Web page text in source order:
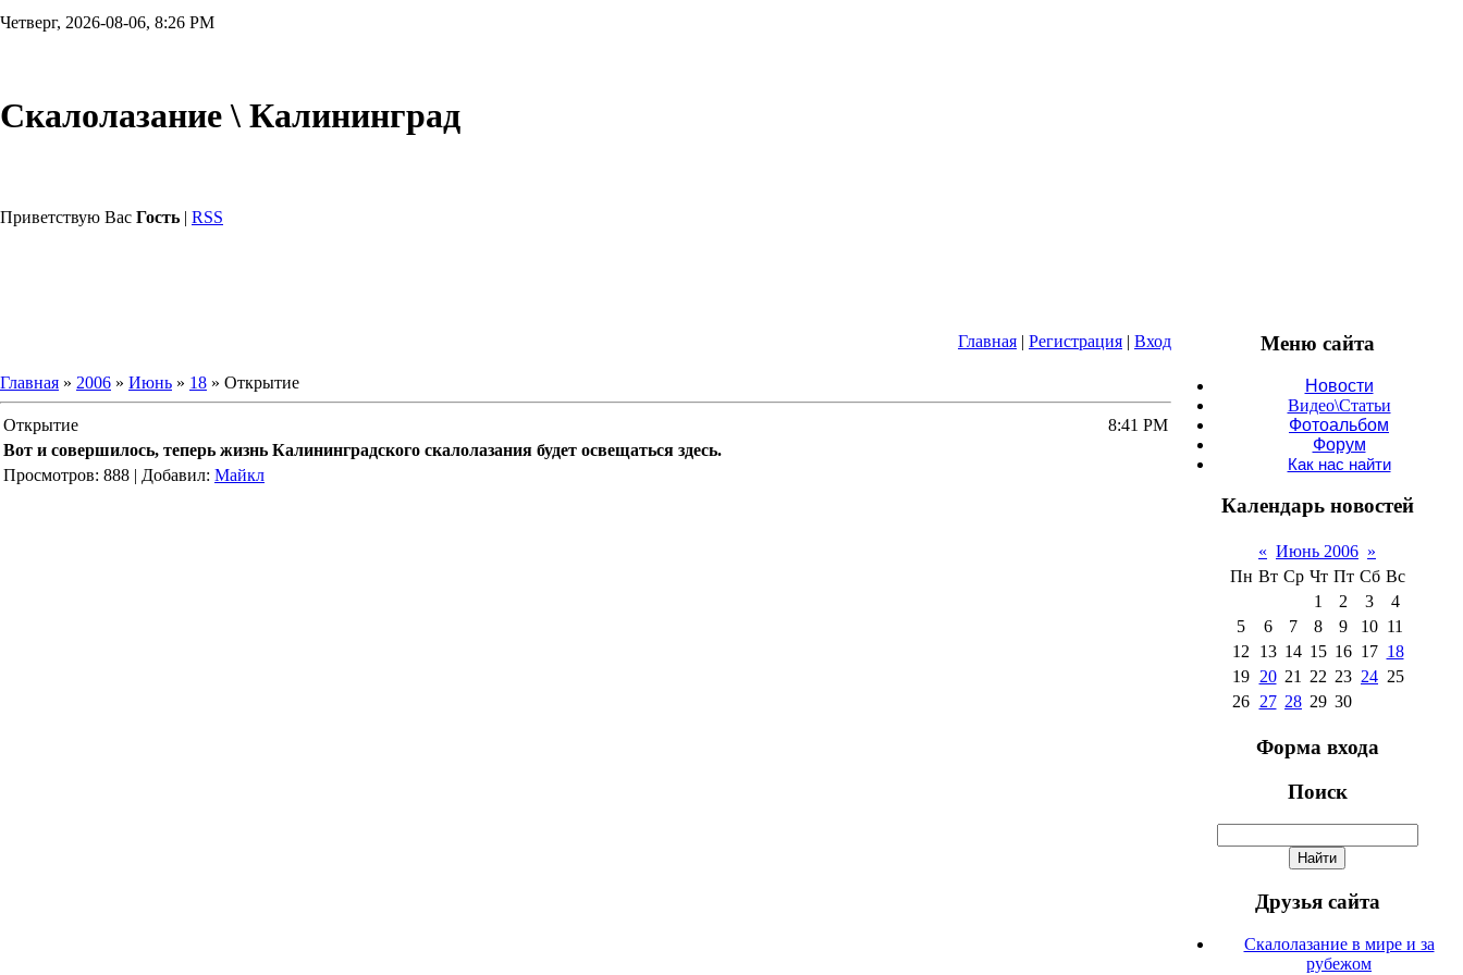
Четверг, 2026-08-06, 8:26 PM
Скалолазание \ Калининград
Приветствую Вас Гость | RSS
Главная | Регистрация | Вход
Главная » 2006 » Июнь » 18 » Открытие
Открытие
8:41 PM
Вот и совершилось, теперь жизнь Калининградского скалолазания будет освещаться здесь.
Просмотров: 888 | Добавил: Майкл
Меню сайта
Новости
Видео\Статьи
Фотоальбом
Форум
Как нас найти
Календарь новостей
« Июнь 2006 »
Пн Вт Ср Чт Пт Сб Вс
1
2 3
4
5
6 7 8 9 10 11
12
13 14 15 16 17 18
19 20 21 22 23 24 25
26 27 28 29 30
Форма входа
Поиск
Друзья сайта
Скалолазание в мире и за
рубежом